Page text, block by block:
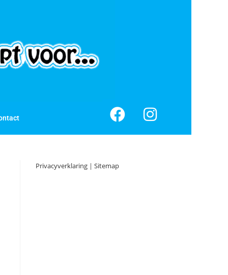
Privacyverklaring | Sitemap